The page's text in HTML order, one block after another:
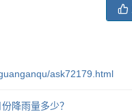
ask72179.html
降雨量多少？